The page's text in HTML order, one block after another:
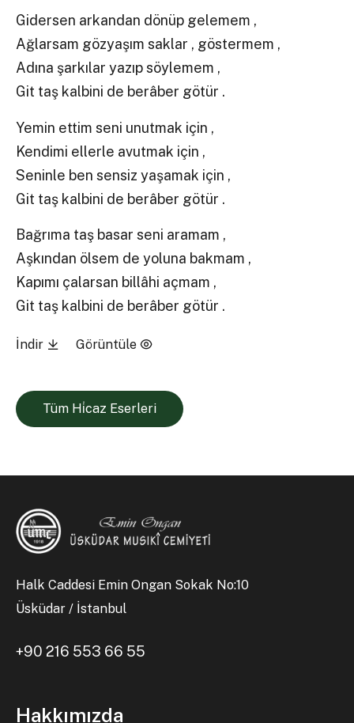
Gidersen arkandan dönüp gelemem ,
Ağlarsam gözyaşım saklar , göstermem ,
Adına şarkılar yazıp söylemem ,
Git taş kalbini de berâber götür .
Yemin ettim seni unutmak için ,
Kendimi ellerle avutmak için ,
Seninle ben sensiz yaşamak için ,
Git taş kalbini de berâber götür .
Bağrıma taş basar seni aramam ,
Aşkından ölsem de yoluna bakmam ,
Kapımı çalarsan billâhi açmam ,
Git taş kalbini de berâber götür .
İndir Görüntüle
Tüm Hi̇caz Eserleri
Halk Caddesi Emin Ongan Sokak No:10
Üsküdar / İstanbul
+90 216 553 66 55
Hakkımızda